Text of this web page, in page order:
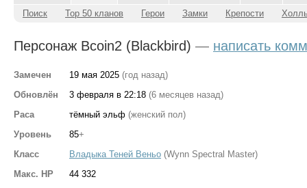
Поиск Top 50 кланов Герои Замки Крепости
Персонаж Bcoin2 (Blackbird) — написать
Замечен 19 мая 2025 (год назад)
Обновлён
3 февраля в 22:18 (6 месяцев назад)
Раса
тёмный эльф (женский пол)
Уровень
85+
Класс
Владыка Теней Веньо (Wynn Spectral Master)
Макс. HP
44 332